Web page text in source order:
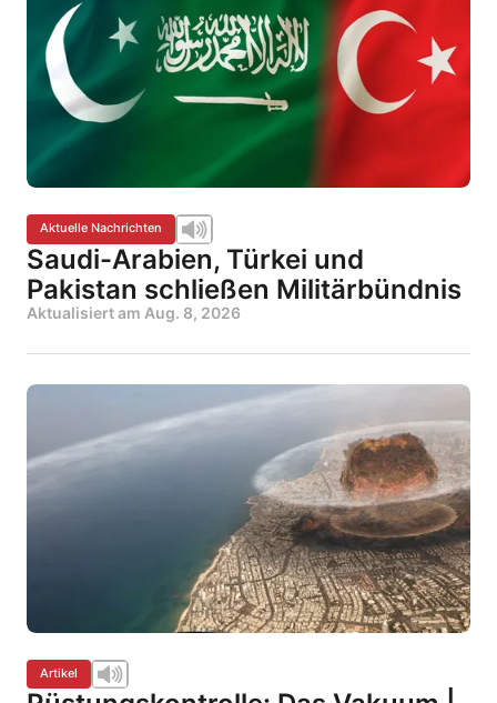
Aktuelle Nachrichten
Saudi-Arabien, Türkei und
Pakistan schließen Militärbündnis
Aktualisiert am Aug. 8, 2026
Artikel